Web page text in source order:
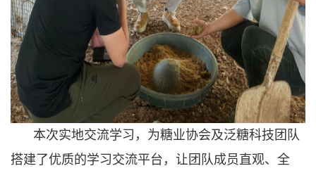
本次实地交流学习，为糖业协会及泛糖科技团队
搭建了优质的学习交流平台，让团队成员直观、全